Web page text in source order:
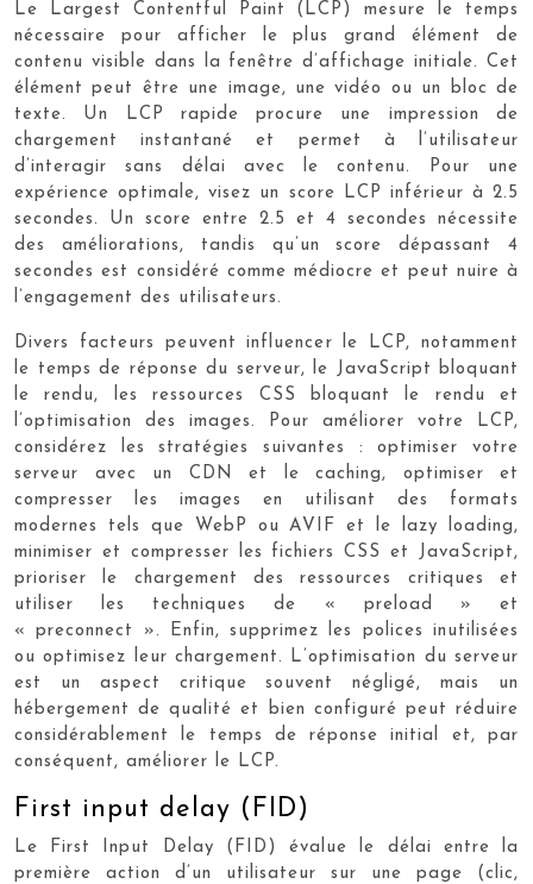
Le Largest Contentful Paint (LCP) mesure le temps
nécessaire pour afficher le plus grand élément de
contenu visible dans la fenêtre d’affichage initiale. Cet
élément peut être une image, une vidéo ou un bloc de
texte. Un LCP rapide procure une impression de
chargement instantané et permet à l’utilisateur
d’interagir sans délai avec le contenu. Pour une
expérience optimale, visez un score LCP inférieur à 2.5
secondes. Un score entre 2.5 et 4 secondes nécessite
des améliorations, tandis qu’un score dépassant 4
secondes est considéré comme médiocre et peut nuire à
l’engagement des utilisateurs.
Divers facteurs peuvent influencer le LCP, notamment
le temps de réponse du serveur, le JavaScript bloquant
le rendu, les ressources CSS bloquant le rendu et
l’optimisation des images. Pour améliorer votre LCP,
considérez les stratégies suivantes : optimiser votre
serveur avec un CDN et le caching, optimiser et
compresser les images en utilisant des formats
modernes tels que WebP ou AVIF et le lazy loading,
minimiser et compresser les fichiers CSS et JavaScript,
prioriser le chargement des ressources critiques et
utiliser les techniques de « preload » et
« preconnect ». Enfin, supprimez les polices inutilisées
ou optimisez leur chargement. L’optimisation du serveur
est un aspect critique souvent négligé, mais un
hébergement de qualité et bien configuré peut réduire
considérablement le temps de réponse initial et, par
conséquent, améliorer le LCP.
First input delay (FID)
Le First Input Delay (FID) évalue le délai entre la
première action d’un utilisateur sur une page (clic,